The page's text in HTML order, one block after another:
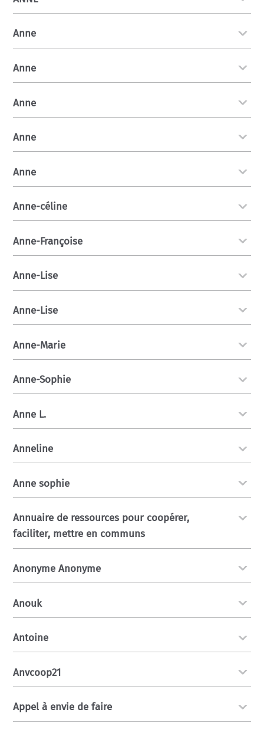
Anne
Anne
Anne
Anne
Anne
Anne-céline
Anne-Françoise
Anne-Lise
Anne-Lise
Anne-Marie
Anne-Sophie
Anne L.
Anneline
Anne sophie
Annuaire de ressources pour coopérer,
faciliter, mettre en communs
Anonyme Anonyme
Anouk
Antoine
Anvcoop21
Appel à envie de faire